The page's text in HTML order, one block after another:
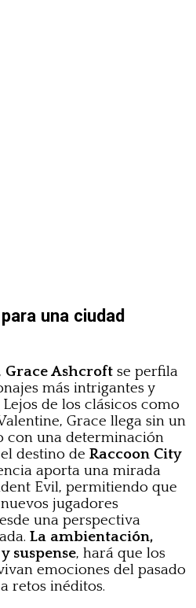
una ciudad
Grace Ashcroft se perfila
más intrigantes y
de los clásicos como
Grace llega sin un
con una determinación
destino de Raccoon City
aporta una mirada
Evil, permitiendo que
jugadores
una perspectiva
La ambientación,
suspense, hará que los
emociones del pasado
retos inéditos.